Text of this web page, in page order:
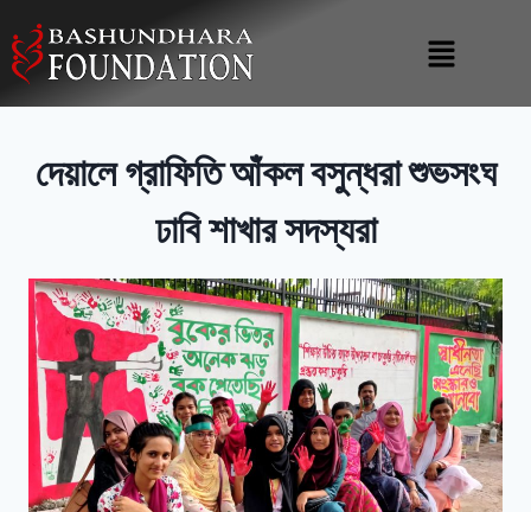
দেয়ালে গ্রাফিতি আঁকল বসুন্ধরা শুভসংঘ
ঢাবি শাখার সদস্যরা